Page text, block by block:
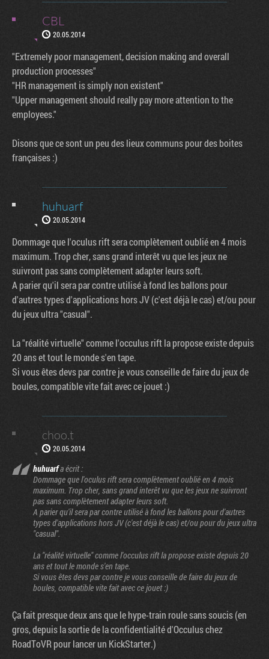
CBL
20.05.2014
"Extremely poor management, decision making and overall
production processes"
"HR management is simply non existent"
"Upper management should really pay more attention to the
employees."
Disons que ce sont un peu des lieux communs pour des boites
françaises :)
huhuarf
20.05.2014
Dommage que l'oculus rift sera complètement oublié en 4 mois
maximum. Trop cher, sans grand interêt vu que les jeux ne
suivront pas sans complètement adapter leurs soft.
A parier qu'il sera par contre utilisé à fond les ballons pour
d'autres types d'applications hors JV (c'est déjà le cas) et/ou pour
du jeux ultra "casual".
La "réalité virtuelle" comme l'occulus rift la propose existe depuis
20 ans et tout le monde s'en tape.
Si vous êtes devs par contre je vous conseille de faire du jeux de
boules, compatible vite fait avec ce jouet :)
choo.t
20.05.2014
huhuarfa écrit :
Dommage que l'oculus rift sera complètement oublié en 4 mois
maximum. Trop cher, sans grand interêt vu que les jeux ne suivront
pas sans complètement adapter leurs soft.
A parier qu'il sera par contre utilisé à fond les ballons pour d'autres
types d'applications hors JV (c'est déjà le cas) et/ou pour du jeux ultra
"casual".
La "réalité virtuelle" comme l'occulus rift la propose existe depuis 20
ans et tout le monde s'en tape.
Si vous êtes devs par contre je vous conseille de faire du jeux de
boules, compatible vite fait avec ce jouet :)
Ça fait presque deux ans que le hype-train roule sans soucis (en
gros, depuis la sortie de la confidentialité d'Occulus chez
RoadToVR pour lancer un KickStarter.)